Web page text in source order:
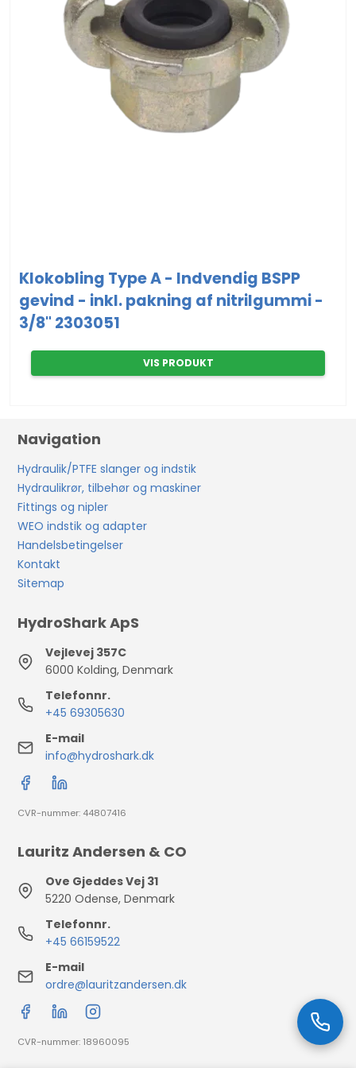
Klokobling Type A - Indvendig BSPP
gevind - inkl. pakning af nitrilgummi -
3/8" 2303051
VIS PRODUKT
Navigation
Hydraulik/PTFE slanger og indstik
Hydraulikrør, tilbehør og maskiner
Fittings og nipler
WEO indstik og adapter
Handelsbetingelser
Kontakt
Sitemap
HydroShark ApS
Vejlevej 357C
6000 Kolding, Denmark
Telefonnr.
+45 69305630
E-mail
info@hydroshark.dk
CVR-nummer: 44807416
Lauritz Andersen & CO
Ove Gjeddes Vej 31
5220 Odense, Denmark
Telefonnr.
+45 66159522
E-mail
ordre@lauritzandersen.dk
CVR-nummer: 18960095